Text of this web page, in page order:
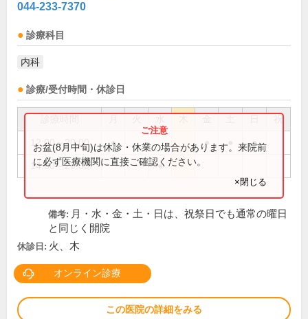
044-233-7370
診療科目
内科
診療/受付時間・休診日
祝
12:00～20:00 ● ● ●
14:00～20:00 ●
お盆(8月中旬)は休診・休業の場合があります。来院前
に必ず医療機関に直接ご確認ください。
×閉じる
備考: 月・水・金・土・日は、祝祭日でも通常の曜日
と同じく開院
休診日: 火、木
オンライン診療
この医院の詳細をみる